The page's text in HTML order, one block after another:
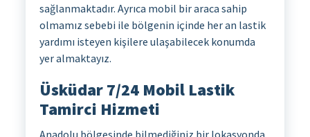
sağlanmaktadır. Ayrıca mobil bir araca sahip
olmamız sebebi ile bölgenin içinde her an lastik
yardımı isteyen kişilere ulaşabilecek konumda
yer almaktayız.
Üsküdar 7/24 Mobil Lastik
Tamirci Hizmeti
Anadolu bölgesinde bilmediğiniz bir lokasyonda